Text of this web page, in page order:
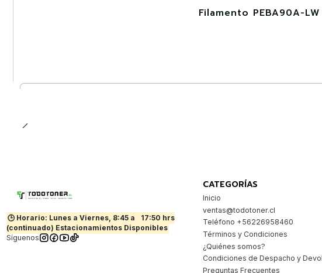
Filamento PEBA90A-
🕒 Horario: Lunes a Viernes, 8:45 a
17:50 hrs
(continuado) Estacionamientos Disponibles
Síguenos
CATEGORÍAS
Inicio
ventas@todotoner.cl
Teléfono +56226958460
Términos y Condiciones
¿Quiénes somos?
Condiciones de Despacho y
Preguntas Frecuentes